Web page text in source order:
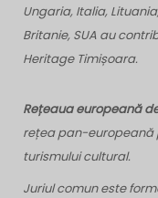
Ungaria, Italia,
Britanie, SUA au
Heritage Timișoara.
Rețeaua europeană
rețea pan-europeană
turismului cultural.
Juriul comun este